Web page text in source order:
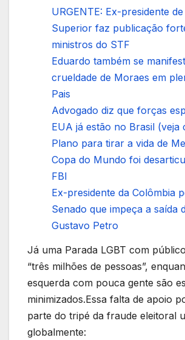
URGENTE: Ex-presidente
Superior faz publicação
ministros do STF
Eduardo também se
crueldade de Moraes em
Pais
Advogado diz que forças
EUA já estão no Brasil (veja
Plano para tirar a vida de
Copa do Mundo foi
FBI
Ex-presidente da Colômbia
Senado que impeça a saída
Gustavo Petro
Já uma Parada LGBT com
“três milhões de pessoas”,
esquerda com pouca gente são
minimizados.Essa falta de apoio
parte do tripé da fraude eleitoral
globalmente: